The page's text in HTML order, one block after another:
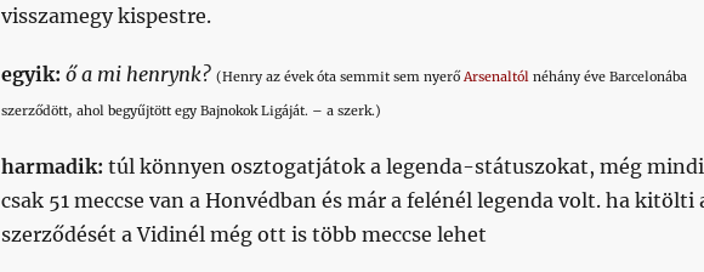
visszamegy kispestre.
egyik: ő a mi henrynk? (Henry az évek óta semmit sem nyerőArsenaltólnéhány éve Barcelonába
szerződött, ahol begyűjtött egy Bajnokok Ligáját. – a szerk.)
harmadik: túl könnyen osztogatjátok a legenda-státuszokat, még
csak 51 meccse van a Honvédban és már a felénél legenda volt. ha kitölti
szerződését a Vidinél még ott is több meccse lehet